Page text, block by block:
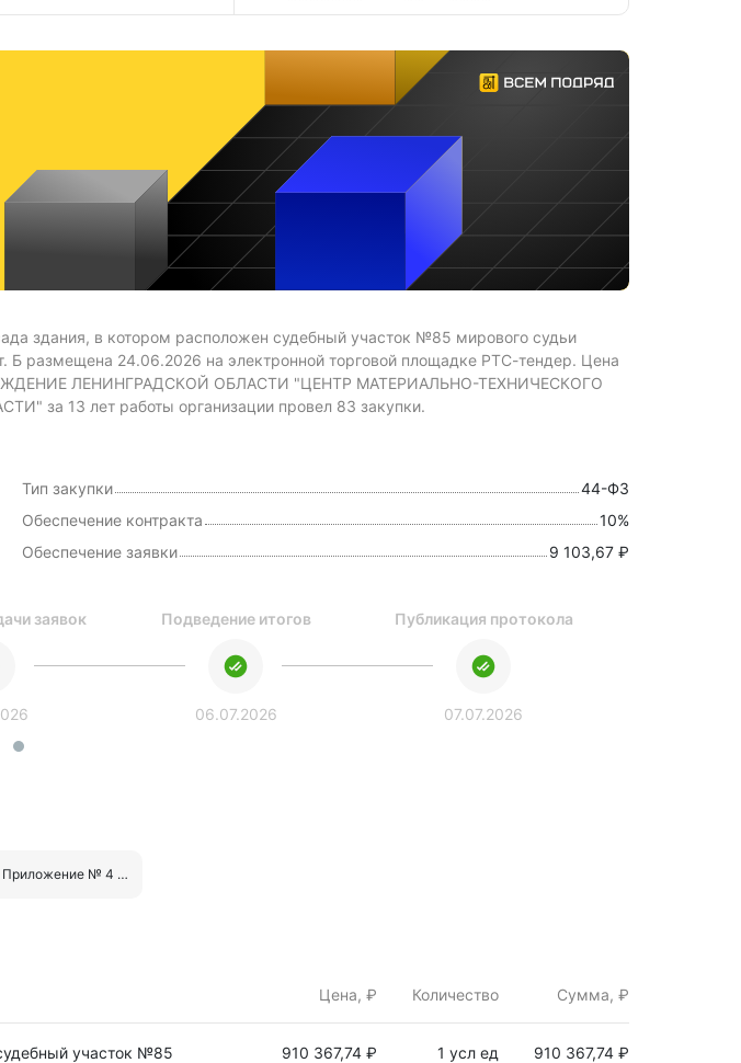
здания, в котором расположен судебный участок №85 мирового судьи
Б размещена 24.06.2026 на электронной торговой площадке РТС-тендер. Цена
ЛЕНИНГРАДСКОЙ ОБЛАСТИ "ЦЕНТР МАТЕРИАЛЬНО-ТЕХНИЧЕСКОГО
13 лет работы организации провел 83 закупки.
Тип закупки
44-ФЗ
Обеспечение контракта
10%
Обеспечение заявки
9 103,67 ₽
заявок Подведение итогов
06.07.2026
Публикация протокола
07.07.2026
Приложение № 4 - Требования к содержанию заявок.docx
Цена, ₽ Количество Сумма, ₽
участок №85
910 367,74 ₽ 1 усл ед 910 367,74 ₽